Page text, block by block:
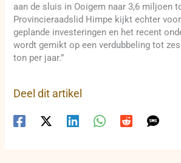
aan de sluis in Ooigem naar 3,6 miljoen
Provincieraadslid Himpe kijkt echter
geplande investeringen en het recent
wordt gemikt op een verdubbeling tot
ton per jaar.”
Deel dit artikel